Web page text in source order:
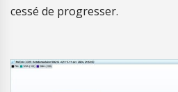
cessé de progresser.